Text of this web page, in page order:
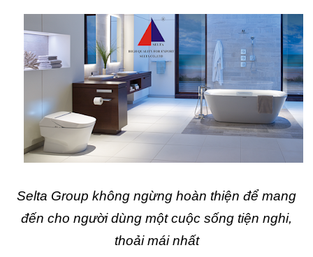
Selta Group không ngừng hoàn thiện để mang
đến cho người dùng một cuộc sống tiện nghi,
thoải mái nhất